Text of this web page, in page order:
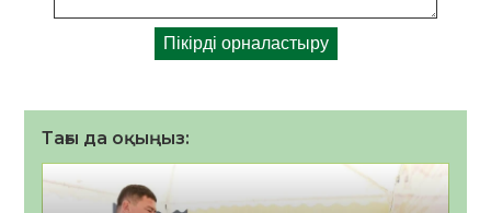
Тағы да оқыңыз: